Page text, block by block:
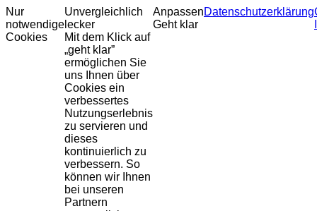
Nur
notwendige
Cookies
Unvergleichlich
lecker
Mit dem Klick auf
„geht klar”
ermöglichen Sie
uns Ihnen über
Cookies ein
verbessertes
Nutzungserlebnis
zu servieren und
dieses
kontinuierlich zu
verbessern. So
können wir Ihnen
bei unseren
Partnern
Anpassen
Geht klar
Datenschutzerklärung